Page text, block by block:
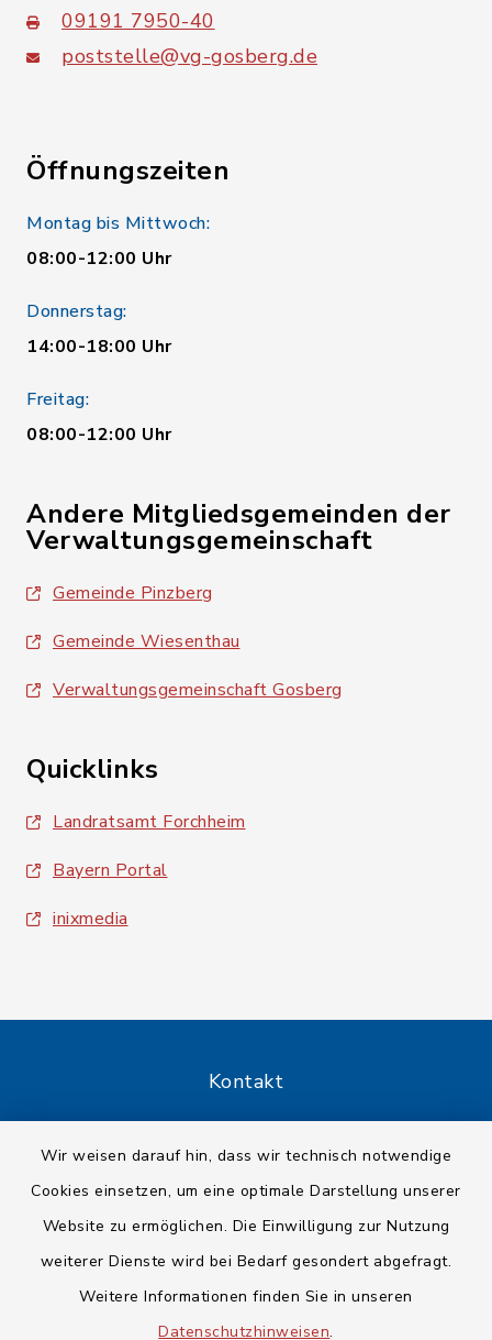
Wir weisen darauf hin, dass wir technisch notwendige
Cookies einsetzen, um eine optimale Darstellung unserer
Website zu ermöglichen. Die Einwilligung zur Nutzung
weiterer Dienste wird bei Bedarf gesondert abgefragt.
Weitere Informationen finden Sie in unseren
Datenschutzhinweisen.
09191 7950-40
poststelle@vg-gosberg.de
Öffnungszeiten
Montag bis Mittwoch:
08:00-12:00 Uhr
Donnerstag:
14:00-18:00 Uhr
Freitag:
08:00-12:00 Uhr
Andere Mitgliedsgemeinden der
Verwaltungsgemeinschaft
Gemeinde Pinzberg
Gemeinde Wiesenthau
Verwaltungsgemeinschaft Gosberg
Quicklinks
Landratsamt Forchheim
Bayern Portal
inixmedia
Kontakt
Datenschutz
Impressum
Sitemap